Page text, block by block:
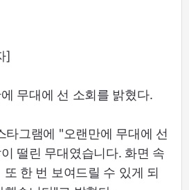
]
무대에 선 소회를 밝혔다.
타그램에 "오랜만에 무대에 선
떨린 무대였습니다. 화면 속
한 번 보여드릴 수 있게 되